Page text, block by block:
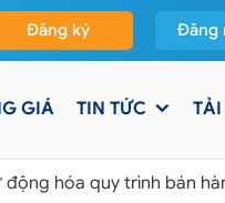
Đăng ký Đăng
GIÁ TIN TỨC
hóa quy trình bán